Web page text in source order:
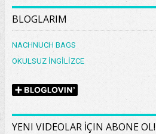
BLOGLARIM
NACHNUCH BAGS
OKULSUZ İNGİLİZCE
YENI VIDEOLAR İÇIN ABONE OL!